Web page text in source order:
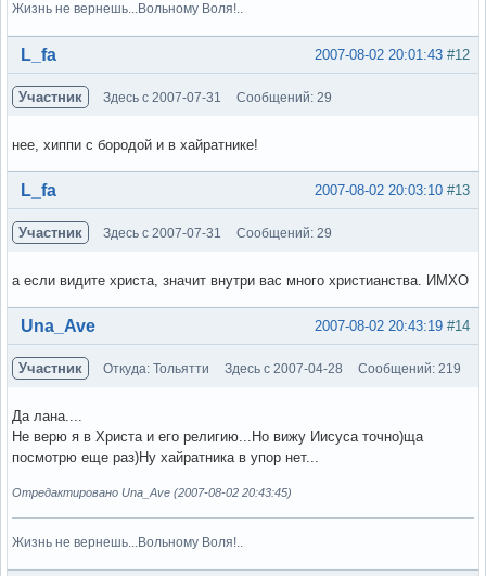
Жизнь не вернешь...Вольному Воля!..
Вне форума #12
2007-08-02 20:01:43
L_fa
Участник Здесь с 2007-07-31 Сообщений: 29
нее, хиппи с бородой и в хайратнике!
Вне форума #13
2007-08-02 20:03:10
L_fa
Участник Здесь с 2007-07-31 Сообщений: 29
а если видите христа, значит внутри вас много христианства. ИМХО
Вне форума #14
2007-08-02 20:43:19
Una_Ave
Участник Откуда: Тольятти Здесь с 2007-04-28 Сообщений: 219
Да лана....
Не верю я в Христа и его религию...Но вижу Иисуса точно)ща
посмотрю еще раз)Ну хайратника в упор нет...
Отредактировано Una_Ave (2007-08-02 20:43:45)
Жизнь не вернешь...Вольному Воля!..